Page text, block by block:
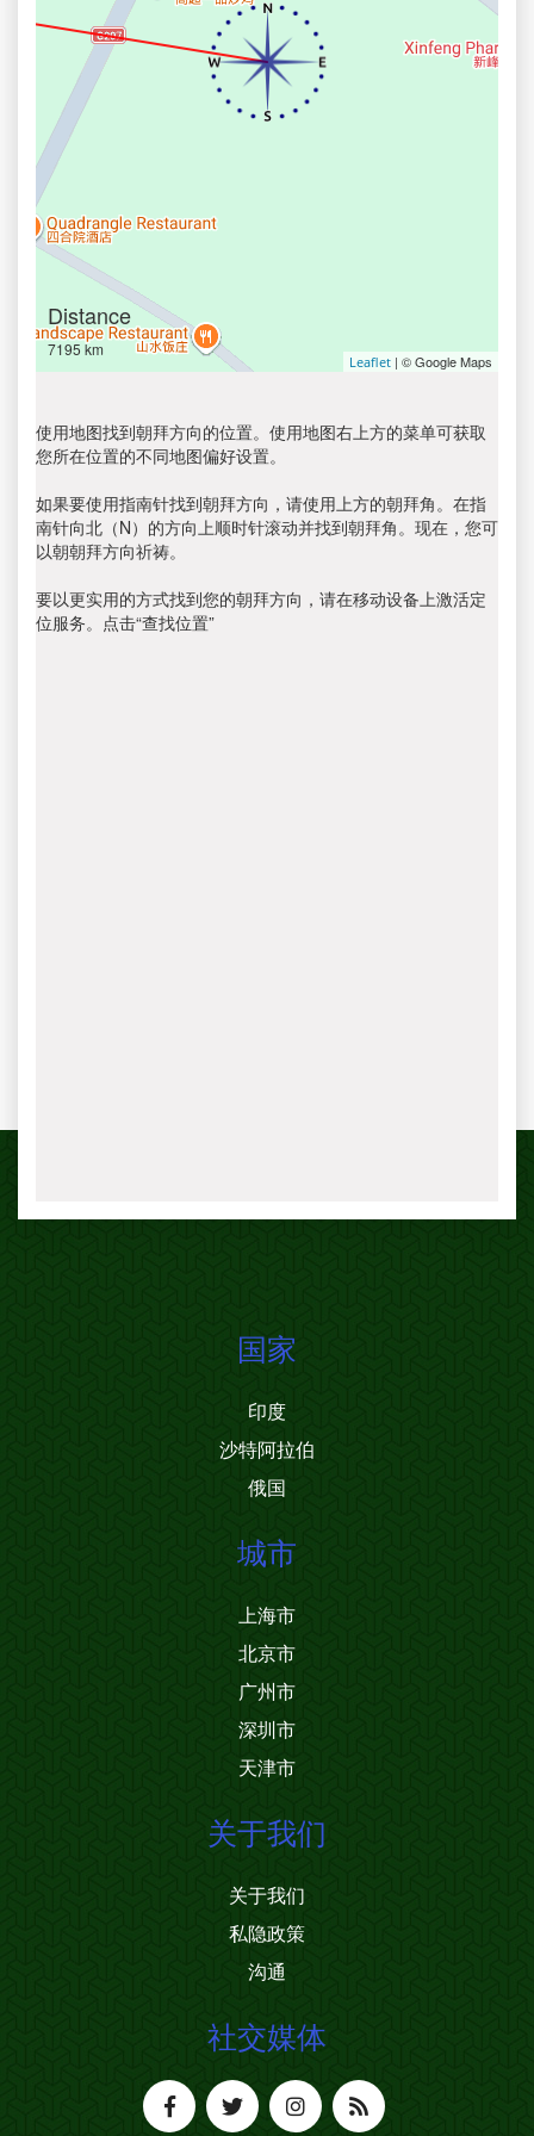
Distance
7195 km
Leaflet | © Google Maps
使用地图找到朝拜方向的位置。使用地图右上方的菜单可获取
您所在位置的不同地图偏好设置。
如果要使用指南针找到朝拜方向，请使用上方的朝拜角。在指
南针向北（N）的方向上顺时针滚动并找到朝拜角。现在，您可
以朝朝拜方向祈祷。
要以更实用的方式找到您的朝拜方向，请在移动设备上激活定
位服务。点击“查找位置”
国家
印度
沙特阿拉伯
俄国
城市
上海市
北京市
广州市
深圳市
天津市
关于我们
关于我们
私隐政策
沟通
社交媒体